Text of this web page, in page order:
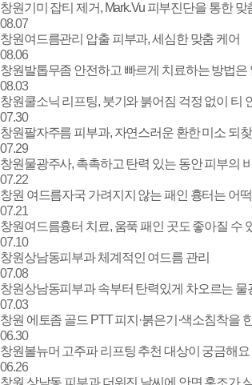
소식/정보 | 창원 피부과
창원기미 잡티 제거, Mark.Vu 피부진단을 통한 맞
08.07
창원여드름관리 압출 피부과, 세심한 맞춤 케어
08.06
창원발톱무좀 안전하고 빠르게 치료하는 방법은
08.03
창원쿨소닉 리프팅, 붓기와 붉어짐 걱정 없이 티
07.30
창원팔자주름 피부과, 자연스러운 환한 미소 되찾
07.29
창원물광주사, 촉촉하고 탄력 있는 동안 피부의
07.22
창원 여드름자국 가려지지 않는 패인 흉터는 어
07.21
창원여드름흉터 치료, 움푹 패인 곳도 좋아질 수
07.10
창원상남동피부과 체계적인 여드름 관리
07.08
창원상남동피부과 속부터 탄력있게 차오르는 물
07.03
창원 에토좀 골드 PTT 피지·붉은기·색소침착을
06.30
창원볼뉴머 고주파 리프팅 추천 대상이 궁금해요
06.26
창원 상남동 피부과 더워진 날씨에 안면 홍조가